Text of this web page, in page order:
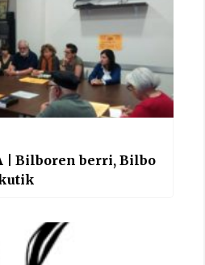
| Bilboren berri, Bilbo